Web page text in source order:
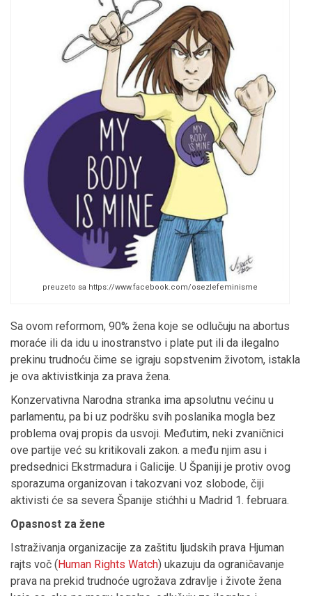
preuzeto sa https://www.facebook.com/osezlefeminisme
Sa ovom reformom, 90% žena koje se odlučuju na abortus
moraće ili da idu u inostranstvo i plate put ili da ilegalno
prekinu trudnoću čime se igraju sopstvenim životom, istakla
je ova aktivistkinja za prava žena.
Konzervativna Narodna stranka ima apsolutnu većinu u
parlamentu, pa bi uz podršku svih poslanika mogla bez
problema ovaj propis da usvoji. Međutim, neki zvaničnici
ove partije već su kritikovali zakon. a među njim asu i
predsednici Ekstrmadura i Galicije. U Španiji je protiv ovog
sporazuma organizovan i takozvani voz slobode, čiji
aktivisti će sa severa Španije stićhhi u Madrid 1. februara.
Opasnost za žene
Istraživanja organizacije za zaštitu ljudskih prava Hjuman
rajts voč (Human Rights Watch) ukazuju da ograničavanje
prava na prekid trudnoće ugrožava zdravlje i živote žena